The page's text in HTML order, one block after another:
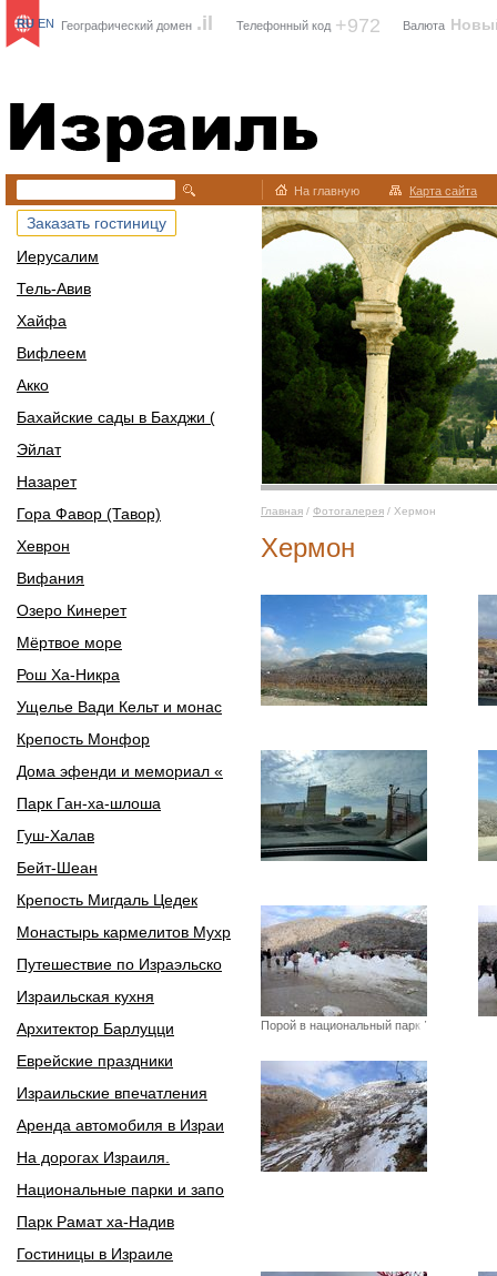
Израиль
Географический домен .il Телефонный код +972 Валюта
RU EN
На главную Карта сайта
Заказать гостиницу
Иерусалим
Тель-Авив
Хайфа
Вифлеем
Акко
Бахайские сады в Бахджи (
Эйлат
Назарет
Гора Фавор (Тавор)
Хеврон
Вифания
Озеро Кинерет
Мёртвое море
Рош Ха-Никра
Ущелье Вади Кельт и монас
Крепость Монфор
Дома эфенди и мемориал «
Парк Ган-ха-шлоша
Гуш-Халав
Бейт-Шеан
Крепость Мигдаль Цедек
Монастырь кармелитов Мухр
Путешествие по Израэльско
Израильская кухня
Архитектор Барлуцци
Еврейские праздники
Израильские впечатления
Аренда автомобиля в Израи
На дорогах Израиля.
Национальные парки и запо
Парк Рамат ха-Надив
Гостиницы в Израиле
Главная / Фотогалерея / Хермон
Хермон
Порой в национальный парк Херм